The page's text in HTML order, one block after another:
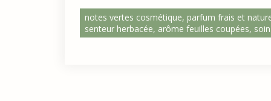
notes vertes cosmétique, parfum frais et
senteur herbacée, arôme feuilles coupées,